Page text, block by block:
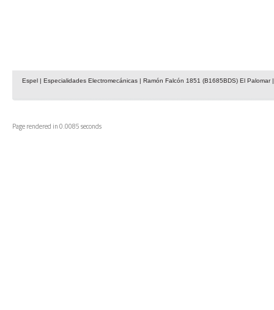
Espel | Especialidades Electromecánicas | Ramón Falcón 1851 (B1685BDS) El
Page rendered in 0.0085 seconds